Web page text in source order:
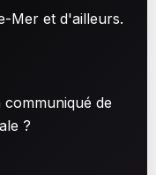
Mer et d'ailleurs.
de
?